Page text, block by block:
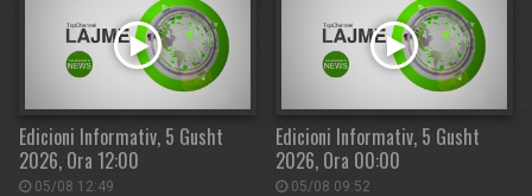
Edicioni Informativ, 5 Gusht
2026, Ora 12:00
05/08 12:49
Edicioni Informativ, 5 Gusht
2026, Ora 00:00
05/08 09:52